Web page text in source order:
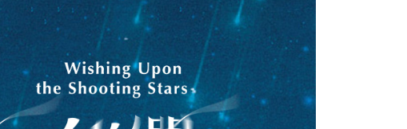
5.商品受け取り時のお支払いは不要です。商品を確かめてから、SMSま
たはアプリの通知に従って、4大コンビニ、またはATM/オンラインバンキ
代金納付期限は最短で 14 日以内ですので、ご注意ください。AFTEE ア
プリをダウンロードして AFTEE 会員になるとお支払い期限を最長 45 日
以内まで延長できます。
お支払期限は、ショップが請求した期日と、AFTEEで延長できる日数を
全家取貨付款
配送毎にNT$60、NT$1,500以上で送料無料
付款後全家取貨
配送毎にNT$60、NT$1,500以上で送料無料
7-11取貨付款